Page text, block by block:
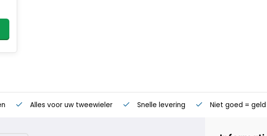
in ketting: 5,5 mm
mm
Alles voor uw tweewieler Snelle levering Niet goed =